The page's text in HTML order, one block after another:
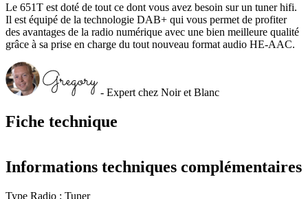
Fiche technique
Informations techniques complémentaires
Type Radio : Tuner
Le 651T est doté de tout ce dont vous avez besoin sur un tuner hifi.
Il est équipé de la technologie DAB+ qui vous permet de profiter
des avantages de la radio numérique avec une bien meilleure qualité
grâce à sa prise en charge du tout nouveau format audio HE-AAC.
- Expert chez Noir et Blanc